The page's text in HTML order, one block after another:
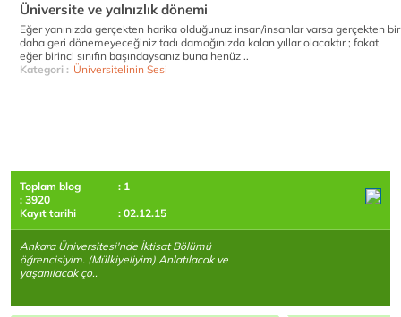
Üniversite ve yalnızlık dönemi
Eğer yanınızda gerçekten harika olduğunuz insan/insanlar varsa gerçekten bir
daha geri dönemeyeceğiniz tadı damağınızda kalan yıllar olacaktır ; fakat
eğer birinci sınıfın başındaysanız buna henüz ..
Kategori : Üniversitelinin Sesi
Toplam blog
: 1
: 3920
Kayıt tarihi
: 02.12.15
Ankara Üniversitesi'nde İktisat Bölümü
öğrencisiyim. (Mülkiyeliyim) Anlatılacak ve
yaşanılacak ço..